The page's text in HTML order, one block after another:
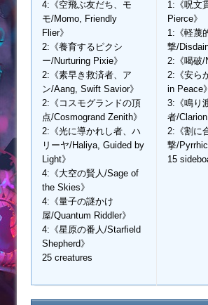
4:《空飛ぶ友だち、モ
モ/Momo, Friendly
Flier》
2:《養育するピクシ
ー/Nurturing Pixie》
2:《素早き救済者、ア
ン/Aang, Swift Savior》
2:《コスモグランドの頂
点/Cosmogrand Zenith》
2:《光に導かれし者、ハ
リーヤ/Haliya, Guided by
Light》
4:《大空の賢人/Sage of
the Skies》
4:《量子の謎かけ
屋/Quantum Riddler》
4:《星原の番人/Starfield
Shepherd》
25 creatures
1:《呪文
Pierce》
1:《軽蔑
撃/
2:《喝破/
2:《安ら
in Peace》
3:《鳴り
者/Clarion
2:《割に
撃/Pyrrhic
15